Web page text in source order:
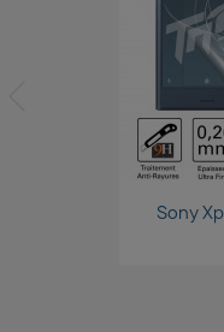

Sony